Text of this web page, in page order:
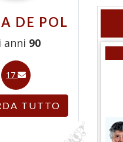
DE POL
anni 90
17
TUTTO